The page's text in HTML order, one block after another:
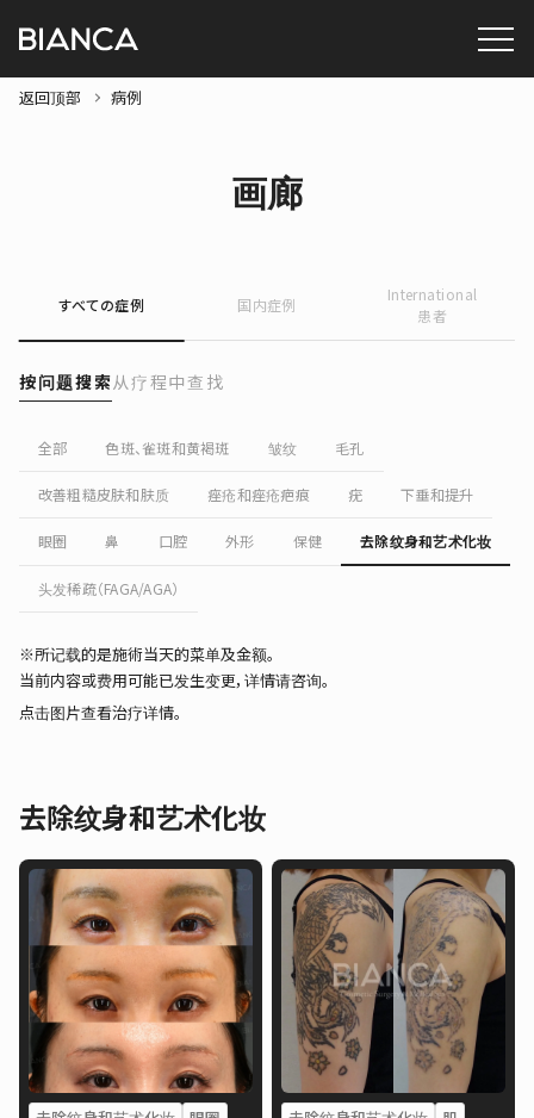
返回顶部 病例
画廊
すべての症例 国内症例
International
患者
按问题搜索从疗程中查找
全部 色斑、雀斑和黄褐斑 皱纹 毛孔
改善粗糙皮肤和肤质 痤疮和痤疮疤痕 疣 下垂和提升
眼圈 鼻 口腔 外形 保健 去除纹身和艺术化妆
头发稀疏（FAGA/AGA）
※所记载的是施術当天的菜单及金额。
当前内容或费用可能已发生变更，详情请咨询。
点击图片查看治疗详情。
去除纹身和艺术化妆